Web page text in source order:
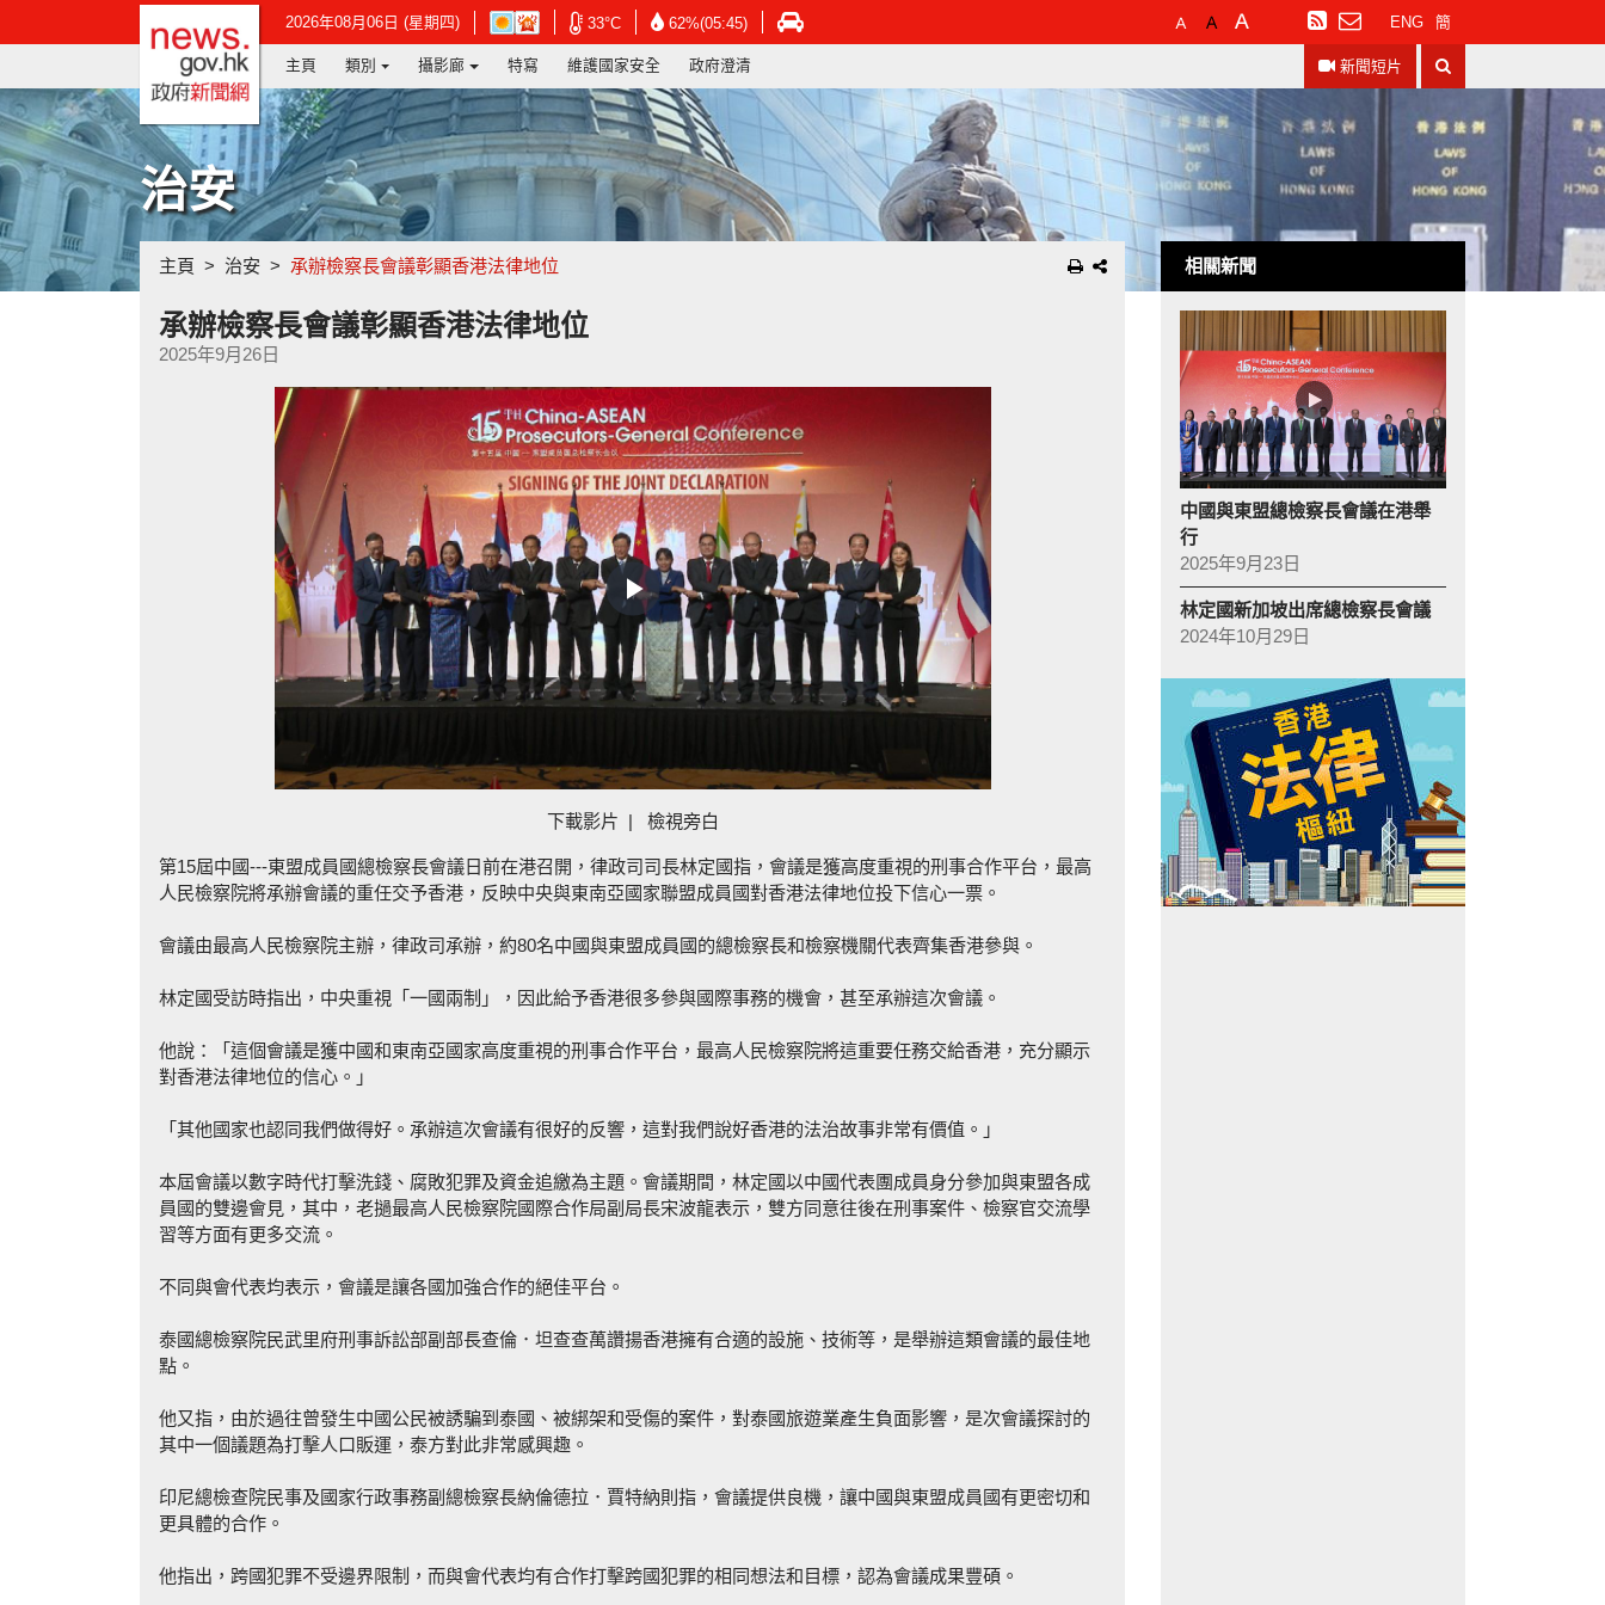
2026年08月06日 (星期四)
在
新
窗
開
啟
連
港
天
台
網
33°C在
新
視
窗
開
啟
連
結
-
港
62%(05:45)在
新
視
窗
結
-
香
港
在
新
窗
開
啟
連
-
預
設
體
大
小
較
大
字
體
最
大
字
體
訂
閱
RSS
ENG 簡
政府新聞網主頁
主頁 類別 攝影廊 特寫 維護國家安全 政府澄清 新聞短片
尋
治安
主頁 治安 承辦檢察長會議彰顯香港法律地位
承辦檢察長會議彰顯香港法律地位
2025年9月26日
Play
Video
下載影片 檢視旁白
第15屆中國---東盟成員國總檢察長會議日前在港召開，律政司司長林定國指，會議是獲高度重視的刑事合作平台，最高
人民檢察院將承辦會議的重任交予香港，反映中央與東南亞國家聯盟成員國對香港法律地位投下信心一票。
會議由最高人民檢察院主辦，律政司承辦，約80名中國與東盟成員國的總檢察長和檢察機關代表齊集香港參與。
林定國受訪時指出，中央重視「一國兩制」，因此給予香港很多參與國際事務的機會，甚至承辦這次會議。
他說：「這個會議是獲中國和東南亞國家高度重視的刑事合作平台，最高人民檢察院將這重要任務交給香港，充分顯示
對香港法律地位的信心。」
「其他國家也認同我們做得好。承辦這次會議有很好的反響，這對我們說好香港的法治故事非常有價值。」
本屆會議以數字時代打擊洗錢、腐敗犯罪及資金追繳為主題。會議期間，林定國以中國代表團成員身分參加與東盟各成
員國的雙邊會見，其中，老撾最高人民檢察院國際合作局副局長宋波龍表示，雙方同意往後在刑事案件、檢察官交流學
習等方面有更多交流。
不同與會代表均表示，會議是讓各國加強合作的絕佳平台。
泰國總檢察院民武里府刑事訴訟部副部長查倫．坦查查萬讚揚香港擁有合適的設施、技術等，是舉辦這類會議的最佳地
點。
他又指，由於過往曾發生中國公民被誘騙到泰國、被綁架和受傷的案件，對泰國旅遊業產生負面影響，是次會議探討的
其中一個議題為打擊人口販運，泰方對此非常感興趣。
印尼總檢查院民事及國家行政事務副總檢察長納倫德拉．賈特納則指，會議提供良機，讓中國與東盟成員國有更密切和
更具體的合作。
他指出，跨國犯罪不受邊界限制，而與會代表均有合作打擊跨國犯罪的相同想法和目標，認為會議成果豐碩。
相關新聞
中國與東盟總檢察長會議在港舉
行
2025年9月23日
林定國新加坡出席總檢察長會議
2024年10月29日